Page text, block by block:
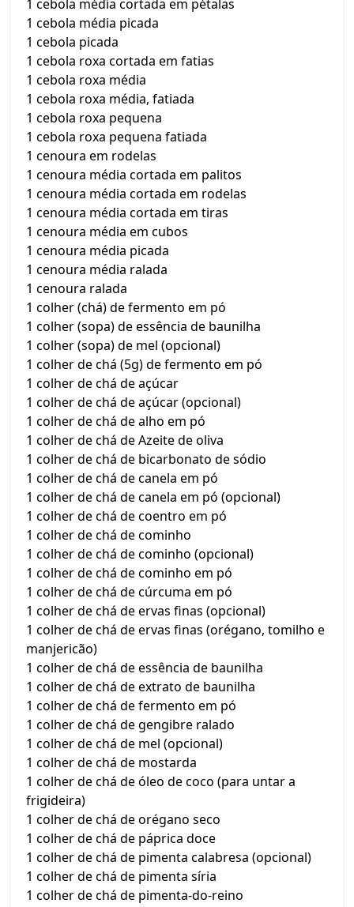
1 cebola média cortada em pétalas
1 cebola média picada
1 cebola picada
1 cebola roxa cortada em fatias
1 cebola roxa média
1 cebola roxa média, fatiada
1 cebola roxa pequena
1 cebola roxa pequena fatiada
1 cenoura em rodelas
1 cenoura média cortada em palitos
1 cenoura média cortada em rodelas
1 cenoura média cortada em tiras
1 cenoura média em cubos
1 cenoura média picada
1 cenoura média ralada
1 cenoura ralada
1 colher (chá) de fermento em pó
1 colher (sopa) de essência de baunilha
1 colher (sopa) de mel (opcional)
1 colher de chá (5g) de fermento em pó
1 colher de chá de açúcar
1 colher de chá de açúcar (opcional)
1 colher de chá de alho em pó
1 colher de chá de Azeite de oliva
1 colher de chá de bicarbonato de sódio
1 colher de chá de canela em pó
1 colher de chá de canela em pó (opcional)
1 colher de chá de coentro em pó
1 colher de chá de cominho
1 colher de chá de cominho (opcional)
1 colher de chá de cominho em pó
1 colher de chá de cúrcuma em pó
1 colher de chá de ervas finas (opcional)
1 colher de chá de ervas finas (orégano, tomilho e
manjericão)
1 colher de chá de essência de baunilha
1 colher de chá de extrato de baunilha
1 colher de chá de fermento em pó
1 colher de chá de gengibre ralado
1 colher de chá de mel (opcional)
1 colher de chá de mostarda
1 colher de chá de óleo de coco (para untar a
frigideira)
1 colher de chá de orégano seco
1 colher de chá de páprica doce
1 colher de chá de pimenta calabresa (opcional)
1 colher de chá de pimenta síria
1 colher de chá de pimenta-do-reino